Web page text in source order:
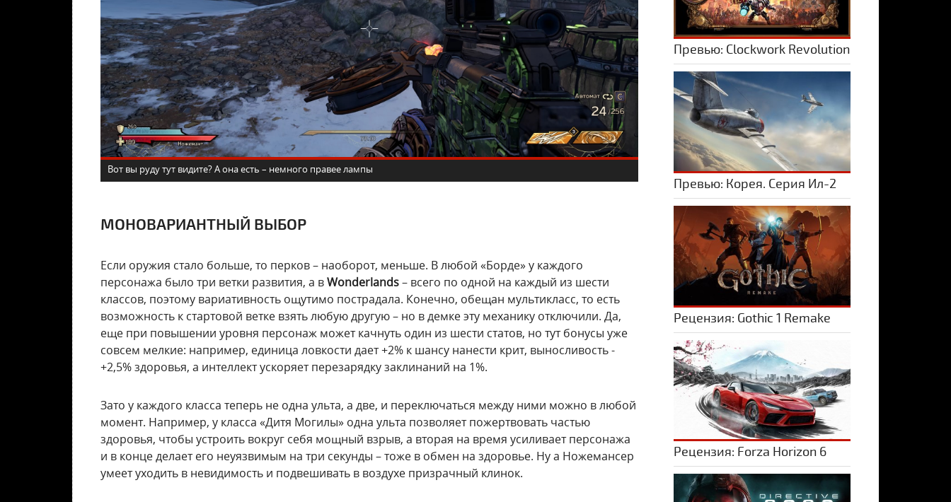
Вот вы руду тут видите? А она есть – немного правее лампы
МОНОВАРИАНТНЫЙ ВЫБОР
Если оружия стало больше, то перков – наоборот, меньше. В любой «Борде» у каждого
персонажа было три ветки развития, а вWonderlands– всего по одной на каждый из шести
классов, поэтому вариативность ощутимо пострадала. Конечно, обещан мультикласс, то есть
возможность к стартовой ветке взять любую другую – но в демке эту механику отключили. Да,
еще при повышении уровня персонаж может качнуть один из шести статов, но тут бонусы уже
совсем мелкие: например, единица ловкости дает +2% к шансу нанести крит, выносливость -
+2,5% здоровья, а интеллект ускоряет перезарядку заклинаний на 1%.
Зато у каждого класса теперь не одна ульта, а две, и переключаться между ними можно в любой
момент. Например, у класса «Дитя Могилы» одна ульта позволяет пожертвовать частью
здоровья, чтобы устроить вокруг себя мощный взрыв, а вторая на время усиливает персонажа
и в конце делает его неуязвимым на три секунды – тоже в обмен на здоровье. Ну а Ножемансер
умеет уходить в невидимость и подвешивать в воздухе призрачный клинок.
Превью: Clockwork Revolution
Превью: Корея. Серия Ил-2
Рецензия: Gothic 1 Remake
Рецензия: Forza Horizon 6